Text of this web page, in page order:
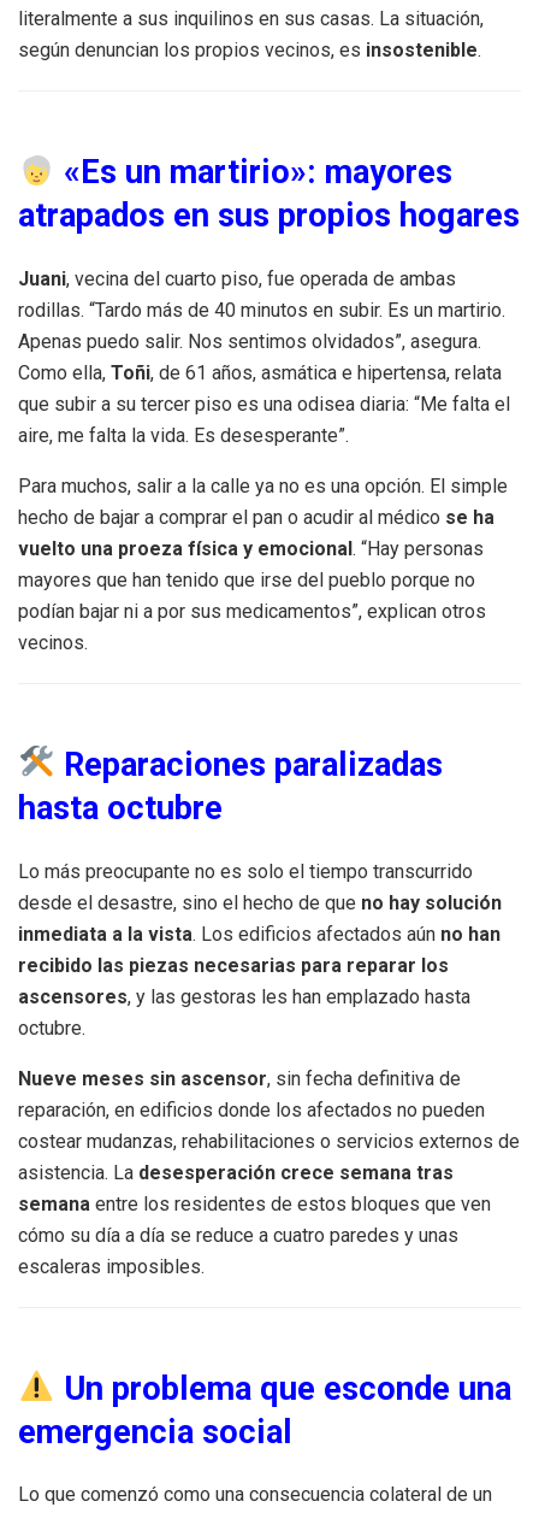
literalmente a sus inquilinos en sus casas. La situación,
según denuncian los propios vecinos, es insostenible.
«Es un martirio»: mayores
atrapados en sus propios hogares
Juani, vecina del cuarto piso, fue operada de ambas
rodillas. “Tardo más de 40 minutos en subir. Es un martirio.
Apenas puedo salir. Nos sentimos olvidados”, asegura.
Como ella, Toñi, de 61 años, asmática e hipertensa, relata
que subir a su tercer piso es una odisea diaria: “Me falta el
aire, me falta la vida. Es desesperante”.
Para muchos, salir a la calle ya no es una opción. El simple
hecho de bajar a comprar el pan o acudir al médico se ha
vuelto una proeza física y emocional. “Hay personas
mayores que han tenido que irse del pueblo porque no
podían bajar ni a por sus medicamentos”, explican otros
vecinos.
Reparaciones paralizadas
hasta octubre
Lo más preocupante no es solo el tiempo transcurrido
desde el desastre, sino el hecho de que no hay solución
inmediata a la vista. Los edificios afectados aún no han
recibido las piezas necesarias para reparar los
ascensores, y las gestoras les han emplazado hasta
octubre.
Nueve meses sin ascensor, sin fecha definitiva de
reparación, en edificios donde los afectados no pueden
costear mudanzas, rehabilitaciones o servicios externos de
asistencia. La desesperación crece semana tras
semana entre los residentes de estos bloques que ven
cómo su día a día se reduce a cuatro paredes y unas
escaleras imposibles.
Un problema que esconde una
emergencia social
Lo que comenzó como una consecuencia colateral de un